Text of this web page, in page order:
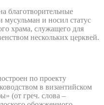
благотворительные
мусульман и носил статус
храма, служащего для
нескольких церквей.
по проекту
в византийском
(от греч. слова –